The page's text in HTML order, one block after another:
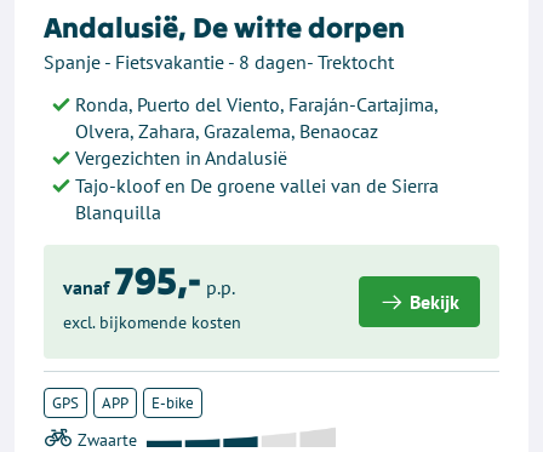
Andalusië, De witte dorpen
Spanje - Fietsvakantie - 8 dagen- Trektocht
Ronda, Puerto del Viento, Faraján-Cartajima,
Olvera, Zahara, Grazalema, Benaocaz
Vergezichten in Andalusië
Tajo-kloof en De groene vallei van de Sierra
Blanquilla
vanaf 795,- p.p.
excl. bijkomende kosten
Bekijk
GPS APP E-bike